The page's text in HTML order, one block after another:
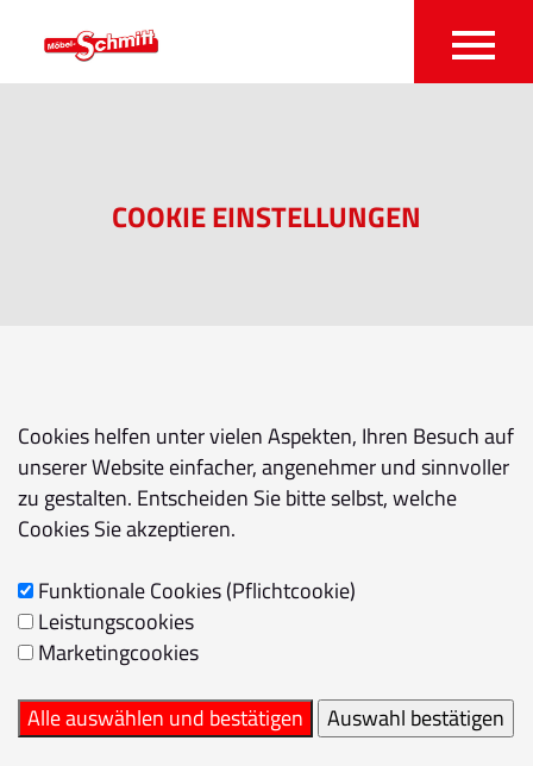
COOKIE EINSTELLUNGEN
Cookies helfen unter vielen Aspekten, Ihren Besuch auf
unserer Website einfacher, angenehmer und sinnvoller
zu gestalten. Entscheiden Sie bitte selbst, welche
Cookies Sie akzeptieren.
Funktionale Cookies (Pflichtcookie)
Leistungscookies
Marketingcookies